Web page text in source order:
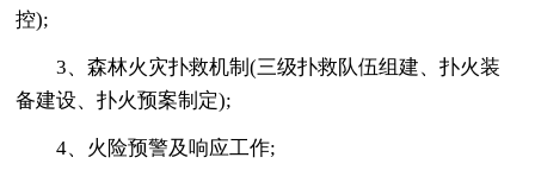
控);
3、森林火灾扑救机制(三级扑救队伍组建、扑火装
备建设、扑火预案制定);
4、火险预警及响应工作;